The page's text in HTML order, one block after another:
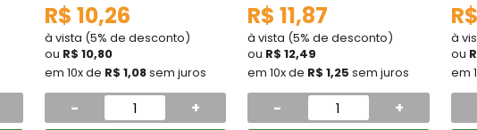
R$ 10,26
à vista (5% de desconto)
ou R$ 10,80
em 10x de R$ 1,08sem juros
- +
R$ 11,87
à vista (5% de desconto)
ou R$ 12,49
em 10x de R$ 1,25 sem juros
- +
à
ou
em